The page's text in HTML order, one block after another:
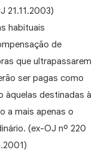
21.11.2003)
habituais
de
que ultrapassarem
ser pagas como
àquelas destinadas à
a mais apenas o
(ex-OJ nº 220